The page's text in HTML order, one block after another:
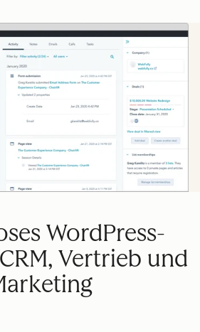
WordPress-
Vertrieb und